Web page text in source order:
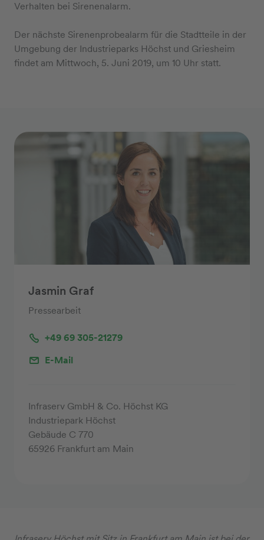
Verhalten bei Sirenenalarm.
Der nächste Sirenenprobealarm für die Stadtteile in der
Umgebung der Industrieparks Höchst und Griesheim
findet am Mittwoch, 5. Juni 2019, um 10 Uhr statt.
Jasmin Graf
Pressearbeit
+49 69 305-21279
E-Mail
Infraserv GmbH & Co. Höchst KG
Industriepark Höchst
Gebäude C 770
65926 Frankfurt am Main